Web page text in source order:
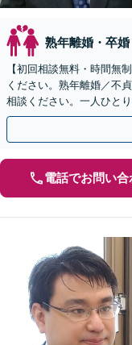
熟年離婚・卒婚
【初回相談無料・時間無
ください。熟年離婚／不
相談ください。一人ひと
せるよう、全力でお守り
電話でお問い合